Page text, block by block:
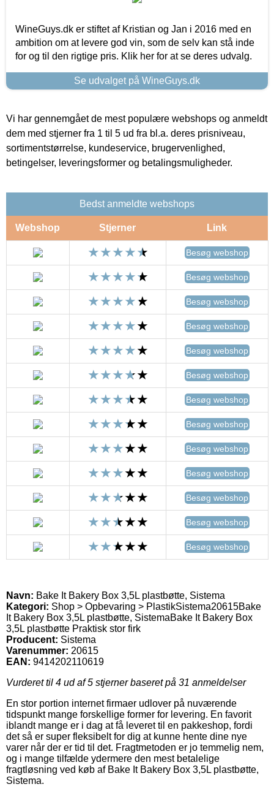
WineGuys.dk er stiftet af Kristian og Jan i 2016 med en
ambition om at levere god vin, som de selv kan stå inde
for og til den rigtige pris. Klik her for at se deres udvalg.
Se udvalget på WineGuys.dk
Vi har gennemgået de mest populære webshops og anmeldt
dem med stjerner fra 1 til 5 ud fra bl.a. deres prisniveau,
sortimentstørrelse, kundeservice, brugervenlighed,
betingelser, leveringsformer og betalingsmuligheder.
Bedst anmeldte webshops
Webshop Stjerner Link
Besøg webshop
Besøg webshop
Besøg webshop
Besøg webshop
Besøg webshop
Besøg webshop
Besøg webshop
Besøg webshop
Besøg webshop
Besøg webshop
Besøg webshop
Besøg webshop
Besøg webshop
Navn: Bake It Bakery Box 3,5L plastbøtte, Sistema
Kategori: Shop > Opbevaring > PlastikSistema20615Bake
It Bakery Box 3,5L plastbøtte, SistemaBake It Bakery Box
3,5L plastbøtte Praktisk stor firk
Producent: Sistema
Varenummer: 20615
EAN: 9414202110619
Vurderet til 4 ud af 5 stjerner baseret på 31 anmeldelser
En stor portion internet firmaer udlover på nuværende
tidspunkt mange forskellige former for levering. En favorit
iblandt mange er i dag at få leveret til en pakkeshop, fordi
det så er super fleksibelt for dig at kunne hente dine nye
varer når der er tid til det. Fragtmetoden er jo temmelig nem,
og i mange tilfælde ydermere den mest betalelige
fragtløsning ved køb af Bake It Bakery Box 3,5L plastbøtte,
Sistema.